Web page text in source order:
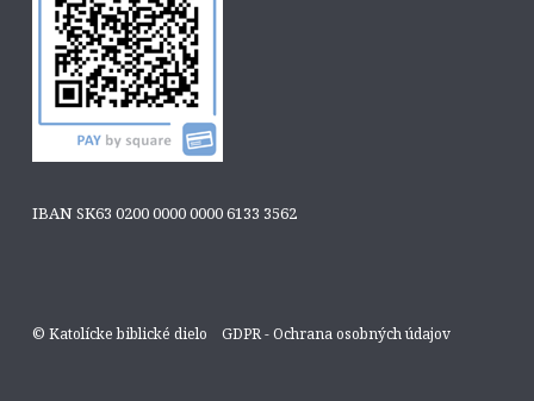
IBAN SK63 0200 0000 0000 6133 3562
© Katolícke biblické dielo GDPR - Ochrana osobných údajov